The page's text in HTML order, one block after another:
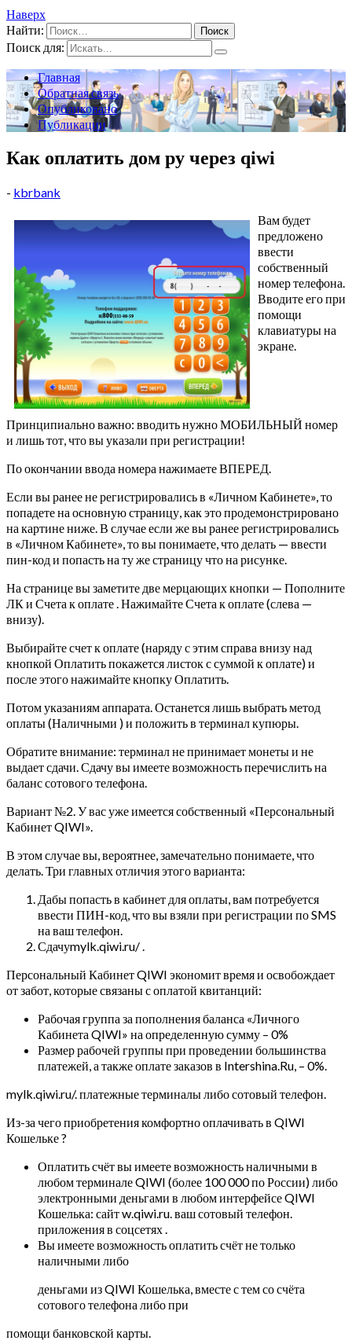
Наверх
Найти:
Поиск для:
Главная
Обратная связь
Опубликовано
Публикации
Как оплатить дом ру через qiwi
- kbrbank
Вам будет
предложено
ввести
собственный
номер телефона.
Вводите его при
помощи
клавиатуры на
экране.
Принципиально важно: вводить нужно МОБИЛЬНЫЙ номер
и лишь тот, что вы указали при регистрации!
По окончании ввода номера нажимаете ВПЕРЕД.
Если вы ранее не регистрировались в «Личном Кабинете», то
попадете на основную страницу, как это продемонстрировано
на картине ниже. В случае если же вы ранее регистрировались
в «Личном Кабинете», то вы понимаете, что делать — ввести
пин-код и попасть на ту же страницу что на рисунке.
На странице вы заметите две мерцающих кнопки — Пополните
ЛК и Счета к оплате . Нажимайте Счета к оплате (слева —
внизу).
Выбирайте счет к оплате (наряду с этим справа внизу над
кнопкой Оплатить покажется листок с суммой к оплате) и
после этого нажимайте кнопку Оплатить.
Потом указаниям аппарата. Останется лишь выбрать метод
оплаты (Наличными ) и положить в терминал купюры.
Обратите внимание: терминал не принимает монеты и не
выдает сдачи. Сдачу вы имеете возможность перечислить на
баланс сотового телефона.
Вариант №2. У вас уже имеется собственный «Персональный
Кабинет QIWI».
В этом случае вы, вероятнее, замечательно понимаете, что
делать. Три главных отличия этого варианта:
Дабы попасть в кабинет для оплаты, вам потребуется
ввести ПИН-код, что вы взяли при регистрации по SMS
на ваш телефон.
Сдачуmylk.qiwi.ru/ .
Персональный Кабинет QIWI экономит время и освобождает
от забот, которые связаны с оплатой квитанций:
Рабочая группа за пополнения баланса «Личного
Кабинета QIWI» на определенную сумму – 0%
Размер рабочей группы при проведении большинства
платежей, а также оплате заказов в Intershina.Ru, – 0%.
mylk.qiwi.ru/. платежные терминалы либо сотовый телефон.
Из-за чего приобретения комфортно оплачивать в QIWI
Кошельке ?
Оплатить счёт вы имеете возможность наличными в
любом терминале QIWI (более 100 000 по России) либо
электронными деньгами в любом интерфейсе QIWI
Кошелька: сайт w.qiwi.ru. ваш сотовый телефон.
приложения в соцсетях .
Вы имеете возможность оплатить счёт не только
наличными либо
деньгами из QIWI Кошелька, вместе с тем со счёта
сотового телефона либо при
помощи банковской карты.